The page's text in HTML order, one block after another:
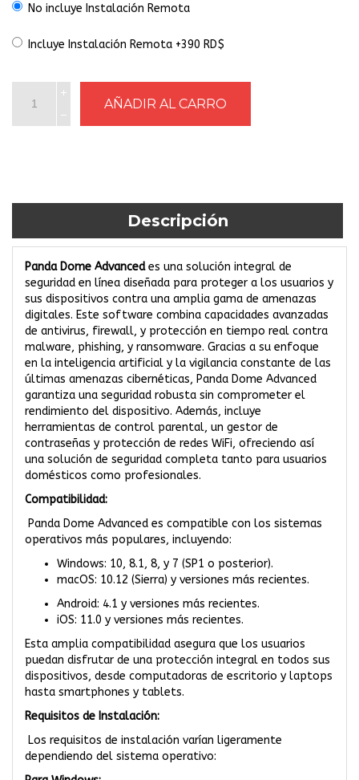
No incluye Instalación Remota
Incluye Instalación Remota +390 RD$
Descripción
Panda Dome Advancedes una solución integral de
seguridad en línea diseñada para proteger a los usuarios y
sus dispositivos contra una amplia gama de amenazas
digitales. Este software combina capacidades avanzadas
de antivirus, firewall, y protección en tiempo real contra
malware, phishing, y ransomware. Gracias a su enfoque
en la inteligencia artificial y la vigilancia constante de las
últimas amenazas cibernéticas, Panda Dome Advanced
garantiza una seguridad robusta sin comprometer el
rendimiento del dispositivo. Además, incluye
herramientas de control parental, un gestor de
contraseñas y protección de redes WiFi, ofreciendo así
una solución de seguridad completa tanto para usuarios
domésticos como profesionales.
Compatibilidad:
Panda Dome Advanced es compatible con los sistemas
operativos más populares, incluyendo:
Windows: 10, 8.1, 8, y 7 (SP1 o posterior).
macOS: 10.12 (Sierra) y versiones más recientes.
Android: 4.1 y versiones más recientes.
iOS: 11.0 y versiones más recientes.
Esta amplia compatibilidad asegura que los usuarios
puedan disfrutar de una protección integral en todos sus
dispositivos, desde computadoras de escritorio y laptops
hasta smartphones y tablets.
Requisitos de Instalación:
Los requisitos de instalación varían ligeramente
dependiendo del sistema operativo: